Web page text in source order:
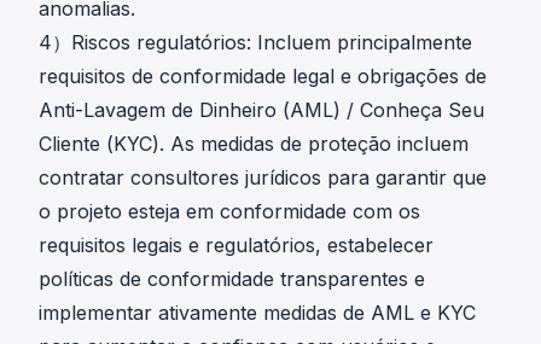
anomalias.
4）Riscos regulatórios: Incluem principalmente
requisitos de conformidade legal e obrigações de
Anti-Lavagem de Dinheiro (AML) / Conheça Seu
Cliente (KYC). As medidas de proteção incluem
contratar consultores jurídicos para garantir que
o projeto esteja em conformidade com os
requisitos legais e regulatórios, estabelecer
políticas de conformidade transparentes e
implementar ativamente medidas de AML e KYC